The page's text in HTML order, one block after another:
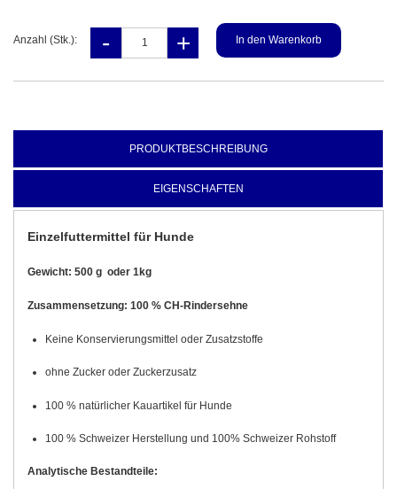
Anzahl (Stk.):
PRODUKTBESCHREIBUNG
EIGENSCHAFTEN
Einzelfuttermittel für Hunde
Gewicht: 500 g oder 1kg
Zusammensetzung: 100 % CH-Rindersehne
Keine Konservierungsmittel oder Zusatzstoffe
ohne Zucker oder Zuckerzusatz
100 % natürlicher Kauartikel für Hunde
100 % Schweizer Herstellung und 100% Schweizer Rohstoff
Analytische Bestandteile: